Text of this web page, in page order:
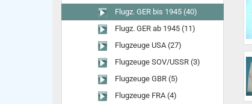
Flugz. GER bis 1945 (40)
Flugz. GER ab 1945 (11)
Flugzeuge USA (27)
Flugzeuge SOV/USSR (3)
Flugzeuge GBR (5)
Flugzeuge FRA (4)